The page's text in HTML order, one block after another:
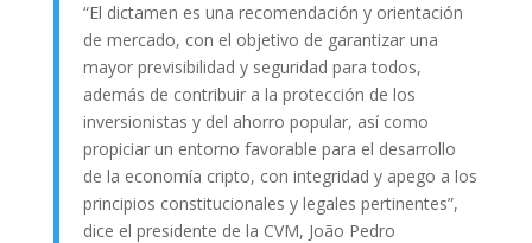
“El dictamen es una recomendación y orientación
de mercado, con el objetivo de garantizar una
mayor previsibilidad y seguridad para todos,
además de contribuir a la protección de los
inversionistas y del ahorro popular, así como
propiciar un entorno favorable para el desarrollo
de la economía cripto, con integridad y apego a los
principios constitucionales y legales pertinentes”,
dice el presidente de la CVM, João Pedro